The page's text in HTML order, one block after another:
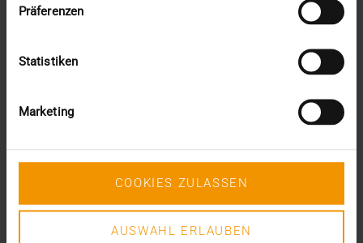
Präferenzen
Statistiken
Marketing
COOKIES ZULASSEN
AUSWAHL ERLAUBEN
août (1)
mai (5)
janvier (4)
décembre (2)
novembre (5)
août (1)
juin (4)